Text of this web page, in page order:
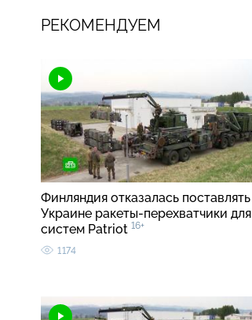
РЕКОМЕНДУЕМ
Финляндия отказалась поставлять
Украине ракеты-перехватчики для
систем Patriot 16+
1174